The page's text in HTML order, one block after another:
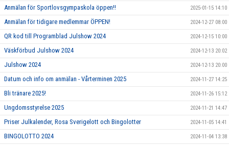
Anmälan för Sportlovsgympaskola öppen!! 2025-01-15 14:10
Anmälan för tidigare medlemmar ÖPPEN! 2024-12-27 08:00
QR kod till Programblad Julshow 2024 2024-12-15 10:00
Väskförbud Julshow 2024 2024-12-13 20:02
Julshow 2024 2024-12-13 20:00
Datum och info om anmälan - Vårterminen 2025 2024-11-27 14:25
Bli tränare 2025! 2024-11-26 15:12
Ungdomsstyrelse 2025 2024-11-21 14:47
Priser Julkalender, Rosa Sverigelott och Bingolotter 2024-11-05 14:41
BINGOLOTTO 2024 2024-11-04 13:38